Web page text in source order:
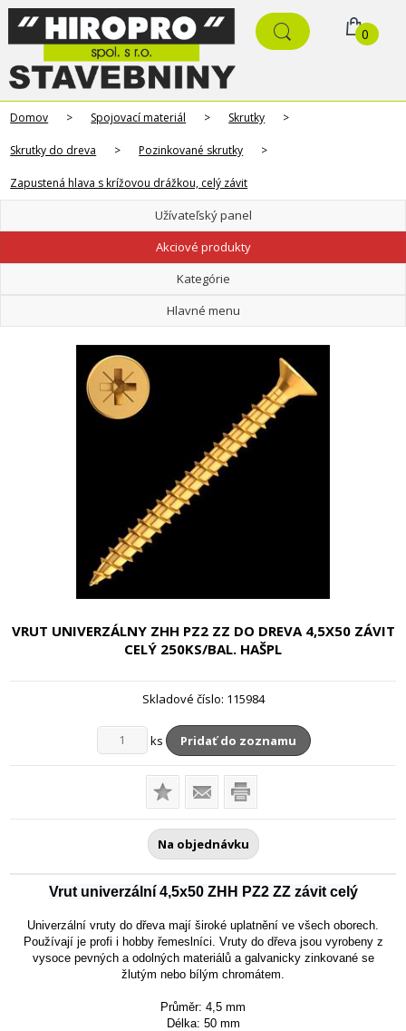
0
Domov > Spojovací materiál > Skrutky >
Skrutky do dreva > Pozinkované skrutky >
Zapustená hlava s krížovou drážkou, celý závit
Užívateľský panel
Akciové produkty
Kategórie
Hlavné menu
VRUT UNIVERZÁLNY ZHH PZ2 ZZ DO DREVA 4,5X50 ZÁVIT
CELÝ 250KS/BAL. HAŠPL
Skladové číslo: 115984
ks Pridať do zoznamu
Na objednávku
Vrut univerzální 4,5x50 ZHH PZ2 ZZ závit celý
Univerzální vruty do dřeva mají široké uplatnění ve všech oborech.
Používají je profi i hobby řemeslníci. Vruty do dřeva jsou vyrobeny z
vysoce pevných a odolných materiálů a galvanicky zinkované se
žlutým nebo bílým chromátem.
Průměr: 4,5 mm
Délka: 50 mm